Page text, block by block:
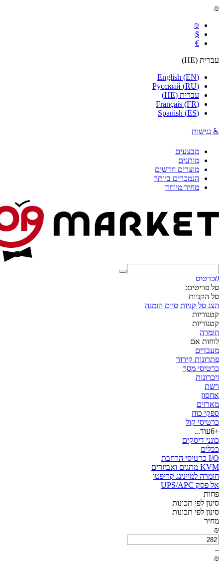
₪
₪
$
€
עברית (
HE
)
English (EN)
Русский (RU)
עברית (
HE
)
Français (FR)
Spanish (ES)
♿ נגישות
מבצעים
מותגים
מוצרים חדשים
הנמכרים ביותר
מחיר מיוחד
0כרטיס
סל פריטים:
סל הקניות
הצג סל קניות סיום הזמנה
קטגוריות
קטגוריות
חומרה
לוחות אם
מעבדים
פתרונות קירור
כרטיסי מסך
זיכרונות
רשת
אחסון
מארזים
ספקי כוח
כרטיסי קול
+6 עוד...
כונני דיסקים
כבלים
I/O כרטיסי הרחבת
KVM מתגים ואביזרים
חומרה למיינינג קריפטו
אל פסק UPS/APC
פחות
סינון לפי תכונות
סינון לפי תכונות
מחיר
₪
–
₪